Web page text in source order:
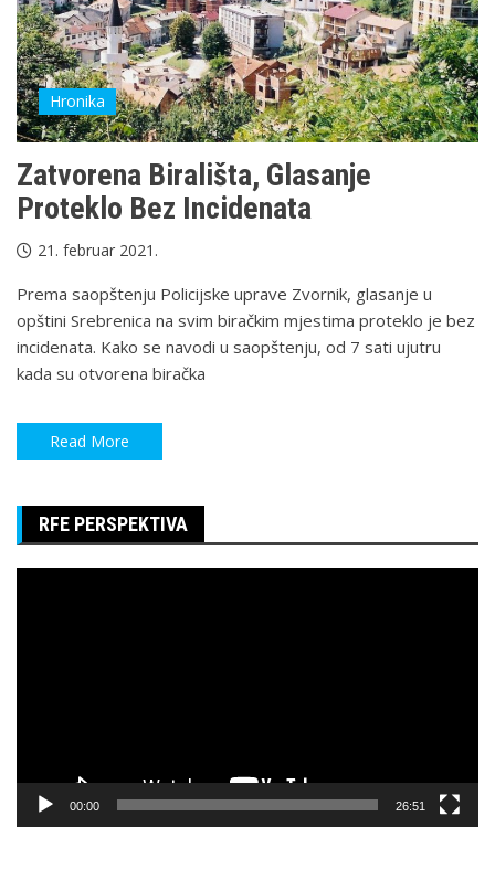
Hronika
Zatvorena Birališta, Glasanje
Proteklo Bez Incidenata
21. februar 2021.
Prema saopštenju Policijske uprave Zvornik, glasanje u
opštini Srebrenica na svim biračkim mjestima proteklo je bez
incidenata. Kako se navodi u saopštenju, od 7 sati ujutru
kada su otvorena biračka
Read More
RFE PERSPEKTIVA
00:00 26:51